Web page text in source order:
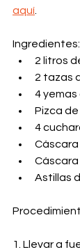
aquí
Ingredientes:
2 litros
2 tazas
4 yemas
Pizca de
4
Cáscara
Astillas
1. Llevar a